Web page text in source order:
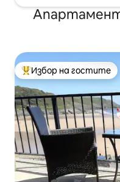
Най-популярен избор
Избор на гостите